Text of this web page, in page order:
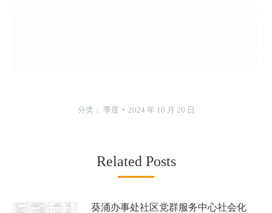
分类： 季度 2024 年 10 月 20 日
Related Posts
葵涌办事处社区党群服务中心社会化